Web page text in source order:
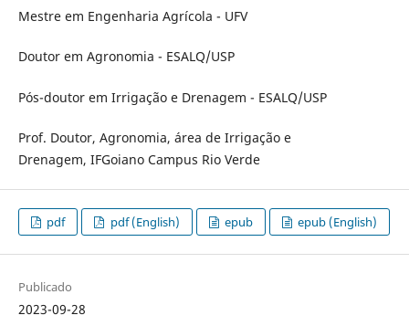
Mestre em Engenharia Agrícola - UFV
Doutor em Agronomia - ESALQ/USP
Pós-doutor em Irrigação e Drenagem - ESALQ/USP
Prof. Doutor, Agronomia, área de Irrigação e
Drenagem, IFGoiano Campus Rio Verde
pdf pdf (English) epub epub (English)
Publicado
2023-09-28